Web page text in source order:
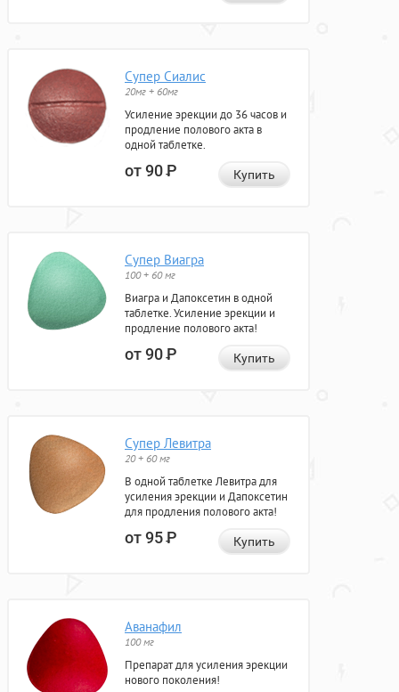
Супер Сиалис
20мг + 60мг
Усиление эрекции до 36 часов и
продление полового акта в
одной таблетке.
от 90Р Купить
Супер Виагра
100 + 60 мг
Виагра и Дапоксетин в одной
таблетке. Усиление эрекции и
продление полового акта!
от 90Р Купить
Супер Левитра
20 + 60 мг
В одной таблетке Левитра для
усиления эрекции и Дапоксетин
для продления полового акта!
от 95Р Купить
Аванафил
100 мг
Препарат для усиления эрекции
нового поколения!